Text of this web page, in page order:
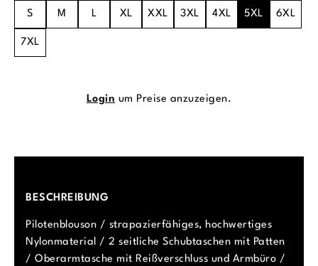
S M L XL XXL 3XL 4XL 5XL 6XL
7XL
Login um Preise anzuzeigen.
BESCHREIBUNG
Pilotenblouson / strapazierfähiges, hochwertiges
Nylonmaterial / 2 seitliche Schubtaschen mit Patten
/ Oberarmtasche mit Reißverschluss und Armbüro /